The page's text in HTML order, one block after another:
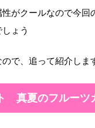
がクールなので今回
ょう
で、追って紹介しま
真夏のフルーツ